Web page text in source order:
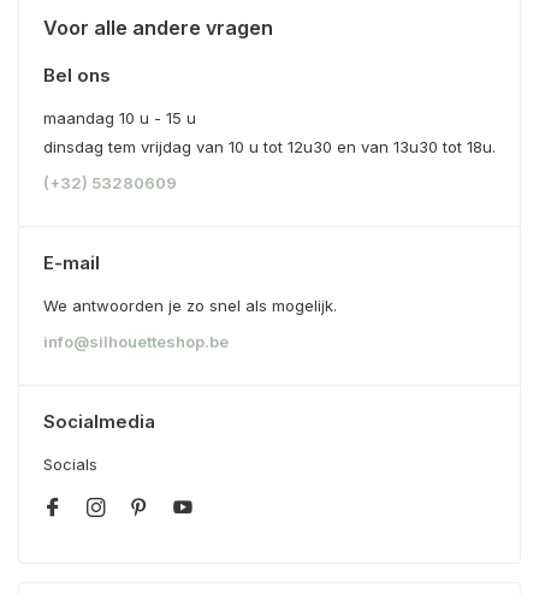
Voor alle andere vragen
Bel ons
maandag 10 u - 15 u
dinsdag tem vrijdag van 10 u tot 12u30 en van 13u30 tot 18u.
(+32) 53280609
E-mail
We antwoorden je zo snel als mogelijk.
info@silhouetteshop.be
Socialmedia
Socials